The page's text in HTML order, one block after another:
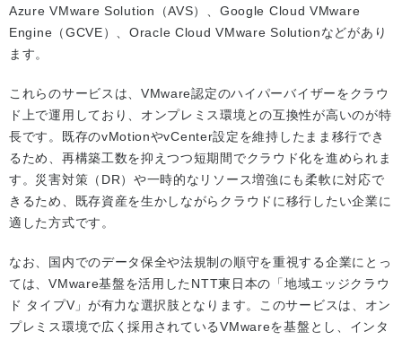
Azure VMware Solution（AVS）、Google Cloud VMware
Engine（GCVE）、Oracle Cloud VMware Solutionなどがあり
ます。
これらのサービスは、VMware認定のハイパーバイザーをクラウ
ド上で運用しており、オンプレミス環境との互換性が高いのが特
長です。既存のvMotionやvCenter設定を維持したまま移行でき
るため、再構築工数を抑えつつ短期間でクラウド化を進められま
す。災害対策（DR）や一時的なリソース増強にも柔軟に対応で
きるため、既存資産を生かしながらクラウドに移行したい企業に
適した方式です。
なお、国内でのデータ保全や法規制の順守を重視する企業にとっ
ては、VMware基盤を活用したNTT東日本の「地域エッジクラウ
ド タイプV」が有力な選択肢となります。このサービスは、オン
プレミス環境で広く採用されているVMwareを基盤とし、インタ